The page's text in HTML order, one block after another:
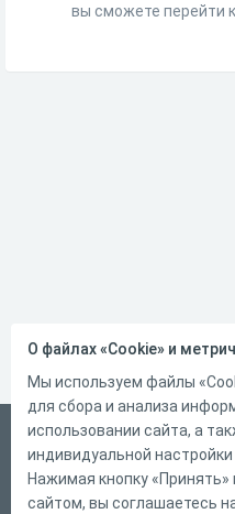
вы сможете перейти
Русский
Справка
Форма обратной связи
О файлах «Cookie» и
Мы используем файлы
для сбора и анализа
использовании сайта, а
индивидуальной
Нажимая кнопку
сайтом, вы соглашаетесь